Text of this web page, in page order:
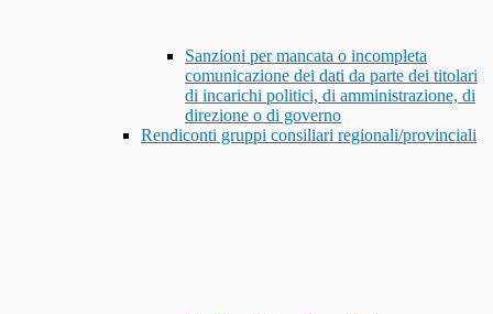
Sanzioni per mancata o incompleta
comunicazione dei dati da parte dei titolari
di incarichi politici, di amministrazione, di
direzione o di governo
Rendiconti gruppi consiliari regionali/provinciali